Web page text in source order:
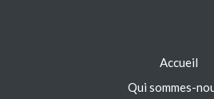
Accueil
Qui sommes-